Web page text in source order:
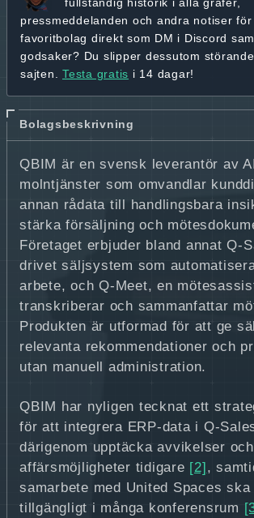
pressmeddelanden och andra notiser för
favoritbolag direkt som DM i Discord
godsaker? Du slipper dessutom
sajten. Testa gratis i 14 dagar!
Bolagsbeskrivning
QBIM är en svensk leverantör av
molntjänster som omvandlar
annan rådata till handlingsbara
stärka försäljning och
Företaget erbjuder bland annat Q-
drivet säljsystem som
arbete, och Q-Meet, en
transkriberar och sammanfattar
Produkten är utformad för att ge
relevanta rekommendationer och
utan manuell administration.
QBIM har nyligen tecknat ett
för att integrera ERP-data i Q-
därigenom upptäcka avvikelser och
affärsmöjligheter tidigare [2] ,
samarbete med United Spaces
tillgängligt i många konferensrum